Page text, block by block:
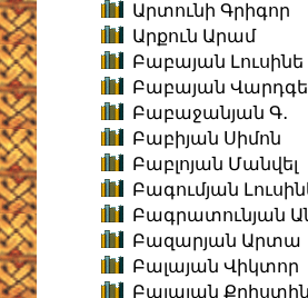
Արտունի Գրիգոր
Արքուն Արամ
Բաբայան Լուսինե
Բաբայան
Բաբաջանյան Գ․
Բաբիյան Սիմոն
Բաբլոյան Մանվել
Բագումյան
Բագրատունյան
Բազարյան Արտա
Բալայան Վիկտոր
Բալայան